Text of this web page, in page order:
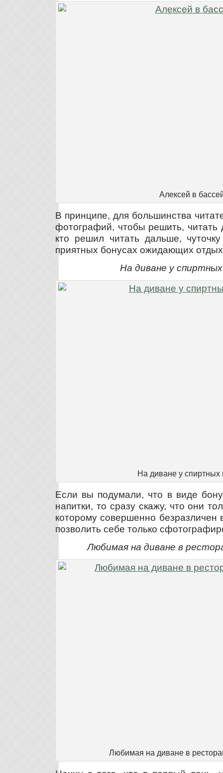
Алексей в
В принципе, для большинства
фотографий, чтобы решить,
кто решил читать дальше,
приятных бонусах ожидающих
На диване у
На диване у спиртных
Если вы подумали, что в виде
напитки, то сразу скажу, что они
которому совершенно безразличен
позволить себе только
Любимая на диване в
Любимая на диване в